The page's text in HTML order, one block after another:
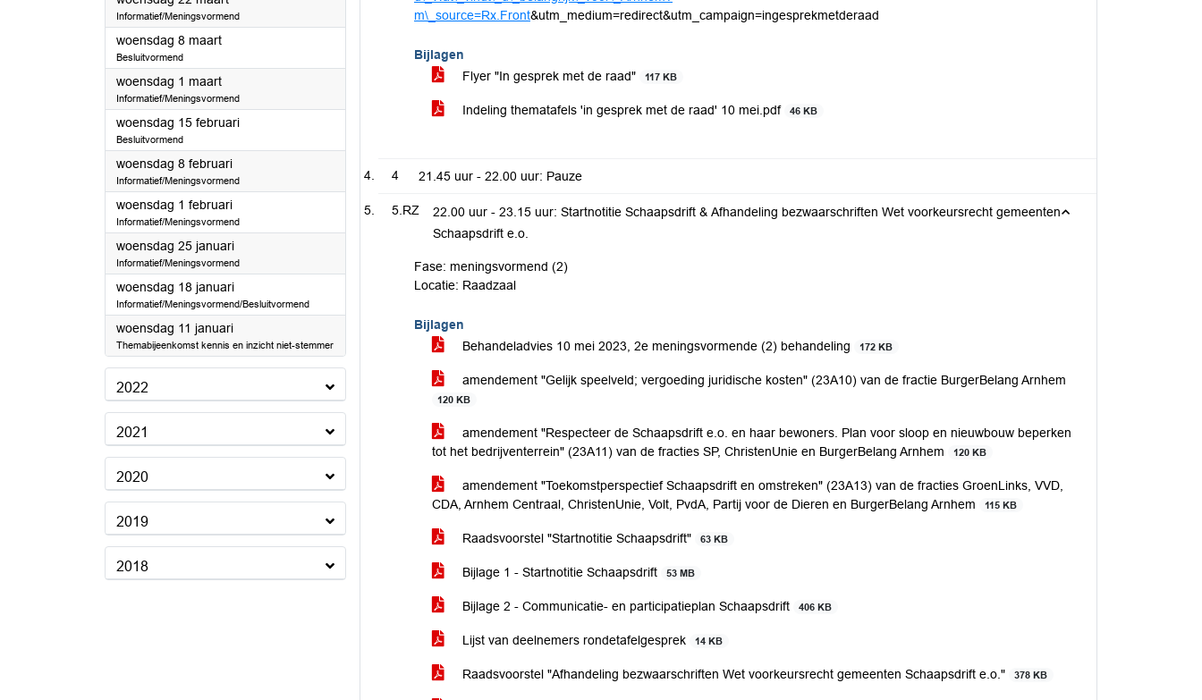
Informatief/Meningsvormend
woensdag 8 maart2023
Besluitvormend
woensdag 1 maart2023
Informatief/Meningsvormend
woensdag 15 februari2023
Besluitvormend
woensdag 8 februari2023
Informatief/Meningsvormend
woensdag 1 februari2023
Informatief/Meningsvormend
woensdag 25 januari2023
Informatief/Meningsvormend
woensdag 18 januari2023
Informatief/Meningsvormend/Besluitvormend
woensdag 11 januari2023
Themabijeenkomst kennis en inzicht niet-stemmer
2022
2021
2020
2019
2018
m\_source=Rx.Front&utm_medium=redirect&utm_campaign=ingesprekmetderaad
Bijlagen
Flyer "In gesprek met de raad"
117 KB
Indeling thematafels 'in gesprek met de raad' 10 mei.pdf 46 KB
4 21.45 uur - 22.00 uur: Pauze
5.RZ
22.00 uur - 23.15 uur: Startnotitie Schaapsdrift & Afhandeling bezwaarschriften Wet voorkeursrecht gemeenten
Schaapsdrift e.o.
Fase: meningsvormend (2)
Locatie: Raadzaal
Bijlagen
Behandeladvies 10 mei 2023, 2e meningsvormende (2) behandeling
172 KB
amendement "Gelijk speelveld; vergoeding juridische kosten" (23A10) van de fractie BurgerBelang Arnhem
120 KB
amendement "Respecteer de Schaapsdrift e.o. en haar bewoners. Plan voor sloop en nieuwbouw beperken
tot het bedrijventerrein" (23A11) van de fracties SP, ChristenUnie en BurgerBelang Arnhem
120 KB
amendement "Toekomstperspectief Schaapsdrift en omstreken" (23A13) van de fracties GroenLinks, VVD,
CDA, Arnhem Centraal, ChristenUnie, Volt, PvdA, Partij voor de Dieren en BurgerBelang Arnhem
115 KB
Raadsvoorstel "Startnotitie Schaapsdrift" 63 KB
Bijlage 1 - Startnotitie Schaapsdrift 53 MB
Bijlage 2 - Communicatie- en participatieplan Schaapsdrift 406 KB
Lijst van deelnemers rondetafelgesprek 14 KB
Raadsvoorstel "Afhandeling bezwaarschriften Wet voorkeursrecht gemeenten Schaapsdrift e.o." 378 KB